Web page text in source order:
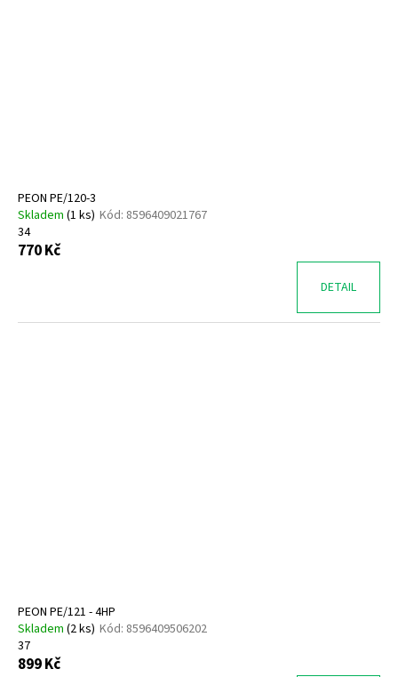
PEON PE/120-3
Skladem (1 ks) Kód: 8596409021767
34
770 Kč
DETAIL
PEON PE/121 - 4HP
Skladem (2 ks) Kód: 8596409506202
37
899 Kč